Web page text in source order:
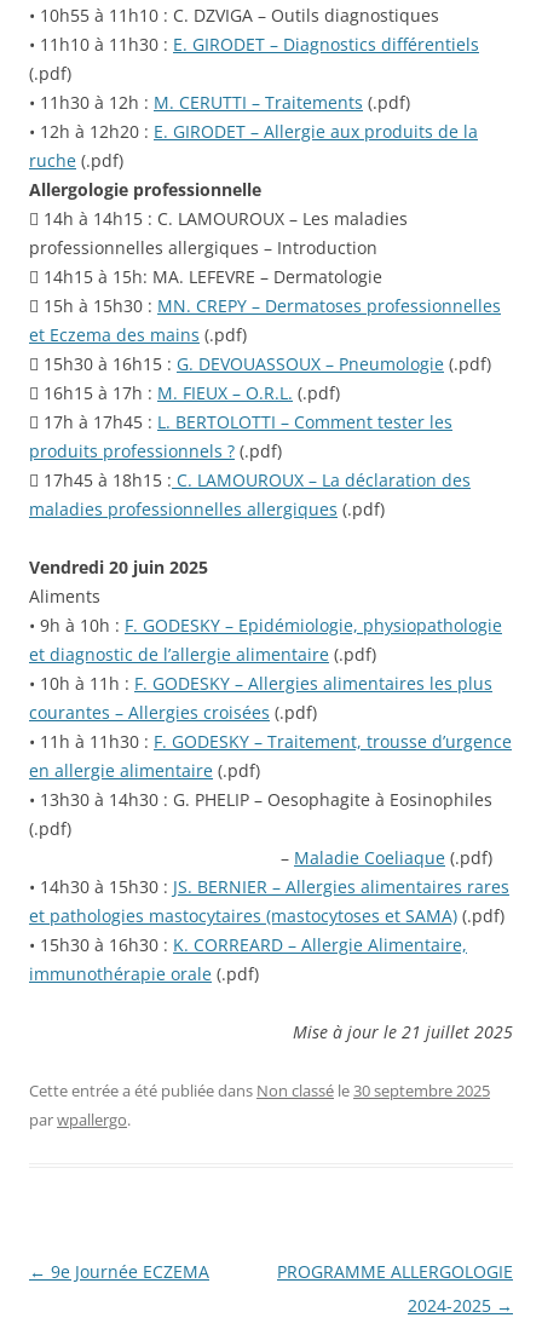
• 10h55 à 11h10 : C. DZVIGA – Outils diagnostiques
• 11h10 à 11h30 : E. GIRODET – Diagnostics différentiels
(.pdf)
• 11h30 à 12h : M. CERUTTI – Traitements (.pdf)
• 12h à 12h20 : E. GIRODET – Allergie aux produits de la
ruche (.pdf)
Allergologie professionnelle
 14h à 14h15 : C. LAMOUROUX – Les maladies
professionnelles allergiques – Introduction
 14h15 à 15h: MA. LEFEVRE – Dermatologie
 15h à 15h30 : MN. CREPY – Dermatoses professionnelles
et Eczema des mains (.pdf)
 15h30 à 16h15 : G. DEVOUASSOUX – Pneumologie (.pdf)
 16h15 à 17h : M. FIEUX – O.R.L. (.pdf)
 17h à 17h45 : L. BERTOLOTTI – Comment tester les
produits professionnels ? (.pdf)
 17h45 à 18h15 : C. LAMOUROUX – La déclaration des
maladies professionnelles allergiques (.pdf)
Vendredi 20 juin 2025
Aliments
• 9h à 10h : F. GODESKY – Epidémiologie, physiopathologie
et diagnostic de l’allergie alimentaire (.pdf)
• 10h à 11h : F. GODESKY – Allergies alimentaires les plus
courantes – Allergies croisées (.pdf)
• 11h à 11h30 : F. GODESKY – Traitement, trousse d’urgence
en allergie alimentaire (.pdf)
• 13h30 à 14h30 : G. PHELIP – Oesophagite à Eosinophiles
(.pdf)
– Maladie Coeliaque (.pdf)
• 14h30 à 15h30 : JS. BERNIER – Allergies alimentaires rares
et pathologies mastocytaires (mastocytoses et SAMA) (.pdf)
• 15h30 à 16h30 : K. CORREARD – Allergie Alimentaire,
immunothérapie orale (.pdf)
Mise à jour le 21 juillet 2025
Cette entrée a été publiée dans Non classé le30 septembre 2025
parwpallergo.
Navigation
← 9e Journée ECZEMA
PROGRAMME ALLERGOLOGIE
2024-2025 →